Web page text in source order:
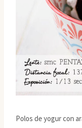
Polos de yogur con